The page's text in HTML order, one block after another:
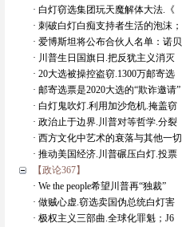
· 白灯窃选集团玩天魔解体大法.《
· 刺破白灯白痴支持者生活的泡沫；
· 爱博斯坦将公布合伙人名单：诺贝
· 川普生日国旗日.把反犹主义消灭
· 20大选被操控盗窃.1300万邮寄选
· 邮寄选票是2020大选的“欺诈邀请”
· 白灯鬼吹灯.利用加沙危机.掩盖窃
· 政治止于边界.川普对等哲学.分裂
· 西方文化中艺术的衰落与其他一切
· 推动美国经济.川普碾压白灯.投票
【政论367】
· We the people希望川普再“独裁”
· 做贼心虚.窃选卖国伪总统白灯害
· 极权主义三部曲.全球化罪魁；J6